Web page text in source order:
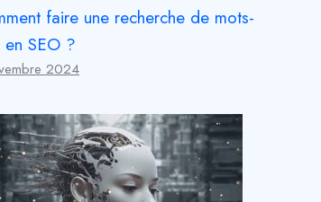
faire une recherche de mots-
en SEO ?
2024